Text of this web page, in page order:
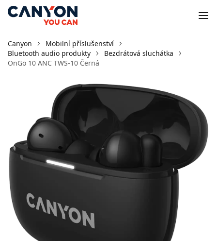
Canyon
Mobilní příslušenství
Bluetooth audio produkty
Bezdrátová sluchátka
OnGo 10 ANC TWS-10 Černá